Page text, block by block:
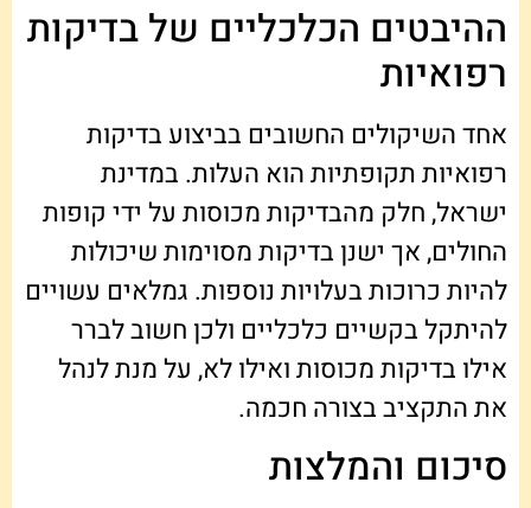
ההיבטים הכלכליים של בדיקות
רפואיות
אחד השיקולים החשובים בביצוע בדיקות
רפואיות תקופתיות הוא העלות. במדינת
ישראל, חלק מהבדיקות מכוסות על ידי קופות
החולים, אך ישנן בדיקות מסוימות שיכולות
להיות כרוכות בעלויות נוספות. גמלאים עשויים
להיתקל בקשיים כלכליים ולכן חשוב לברר
אילו בדיקות מכוסות ואילו לא, על מנת לנהל
את התקציב בצורה חכמה.
סיכום והמלצות